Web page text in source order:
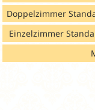
Doppelzimmer
Einzelzimmer